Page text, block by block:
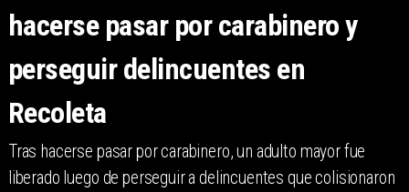
hacerse pasar por carabinero y
perseguir delincuentes en
Recoleta
Tras hacerse pasar por carabinero, un adulto mayor fue
liberado luego de perseguir a delincuentes que colisionaron